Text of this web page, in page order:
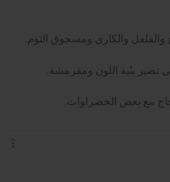
والفلفل والكاري ومسحوق الثوم.
تصير بنًية اللون ومقرمشة.
مع بعض الخضراوات.